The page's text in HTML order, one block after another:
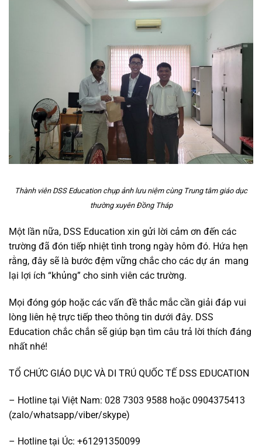
Thành viên DSS Education chụp ảnh lưu niệm cùng Trung tâm giáo dục
thường xuyên Đồng Tháp
Một lần nữa, DSS Education xin gửi lời cảm ơn đến các
trường đã đón tiếp nhiệt tình trong ngày hôm đó. Hứa hẹn
rằng, đây sẽ là bước đệm vững chắc cho các dự án mang
lại lợi ích “khủng” cho sinh viên các trường.
Mọi đóng góp hoặc các vấn đề thắc mắc cần giải đáp vui
lòng liên hệ trực tiếp theo thông tin dưới đây. DSS
Education chắc chắn sẽ giúp bạn tìm câu trả lời thích đáng
nhất nhé!
TỔ CHỨC GIÁO DỤC VÀ DI TRÚ QUỐC TẾ DSS EDUCATION
– Hotline tại Việt Nam: 028 7303 9588 hoặc 0904375413
(zalo/whatsapp/viber/skype)
– Hotline tại Úc: +61291350099